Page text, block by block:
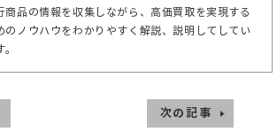
商品の情報を収集しながら、高価買取を実現する
のノウハウをわかりやすく解説、説明してしてい
次の記事